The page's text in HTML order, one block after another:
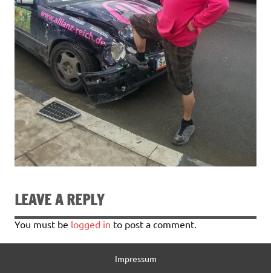
LEAVE A REPLY
You must be logged in to post a comment.
Impressum